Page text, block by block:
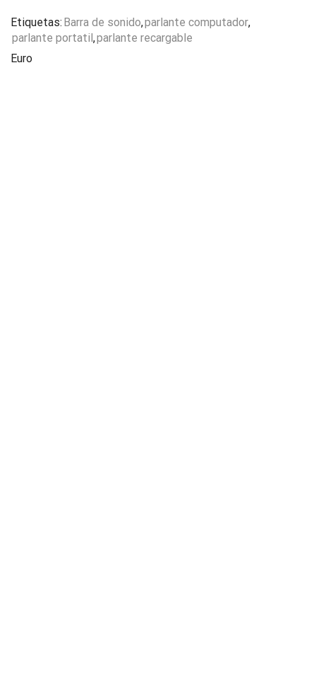
Etiquetas: Barra de sonido,parlante computador,
parlante portatil,parlante recargable
Euro